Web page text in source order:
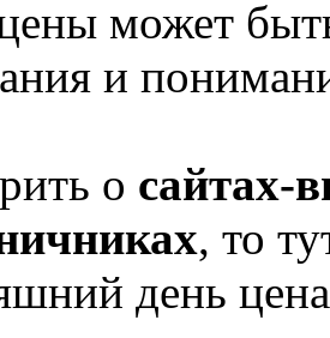
может
и
о сайтах-
, то
день